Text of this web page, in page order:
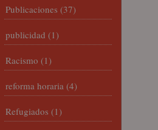
Publicaciones (37)
publicidad (1)
Racismo (1)
reforma horaria (4)
Refugiados (1)